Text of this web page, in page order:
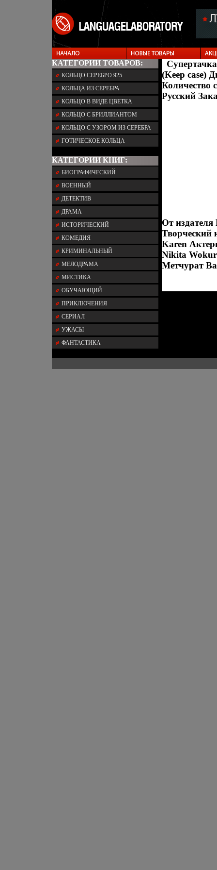
КАТЕГОРИИ ТОВАРОВ:
КОЛЬЦО СЕРЕБРО 925
КОЛЬЦА ИЗ СЕРЕБРА
КОЛЬЦО В ВИДЕ ЦВЕТКА
КОЛЬЦО С БРИЛЛИАНТОМ
КОЛЬЦО С УЗОРОМ ИЗ СЕРЕБРА
ГОТИЧЕСКОЕ КОЛЬЦА
КАТЕГОРИИ КНИГ:
БИОГРАФИЧЕСКИЙ
ВОЕННЫЙ
ДЕТЕКТИВ
ДРАМА
ИСТОРИЧЕСКИЙ
КОМЕДИЯ
КРИМИНАЛЬНЫЙ
МЕЛОДРАМА
МИСТИКА
ОБУЧАЮЩИЙ
ПРИКЛЮЧЕНИЯ
СЕРИАЛ
УЖАСЫ
ФАНТАСТИКА
(Keep case)
Количество
Русский
От
Творческий
Karen
Nikita
Метчурат